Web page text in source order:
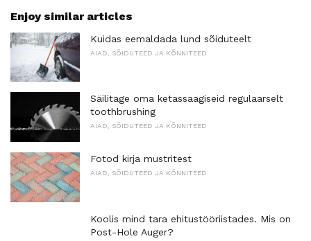
Enjoy similar articles
Kuidas eemaldada lund sõiduteelt
AIAD, SÕIDUTEED JA KÕNNITEED
Säilitage oma ketassaagiseid regulaarselt
toothbrushing
AIAD, SÕIDUTEED JA KÕNNITEED
Fotod kirja mustritest
AIAD, SÕIDUTEED JA KÕNNITEED
Koolis mind tara ehitustööriistades. Mis on
Post-Hole Auger?